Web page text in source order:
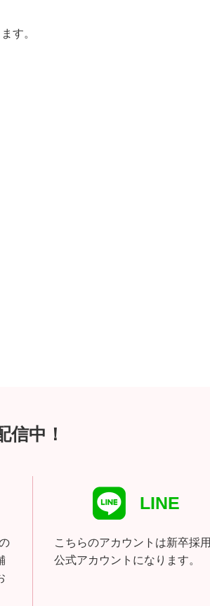
す。
信中！
LINE
こちらのアカウントは新卒採用
公式アカウントになります。